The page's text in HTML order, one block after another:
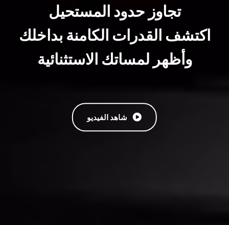
تجاوز حدود المستحيل
اكتشف القدرات الكامنة بداخلك
وأظهر لمساتك الاستثنائية
شاهد الفيديو